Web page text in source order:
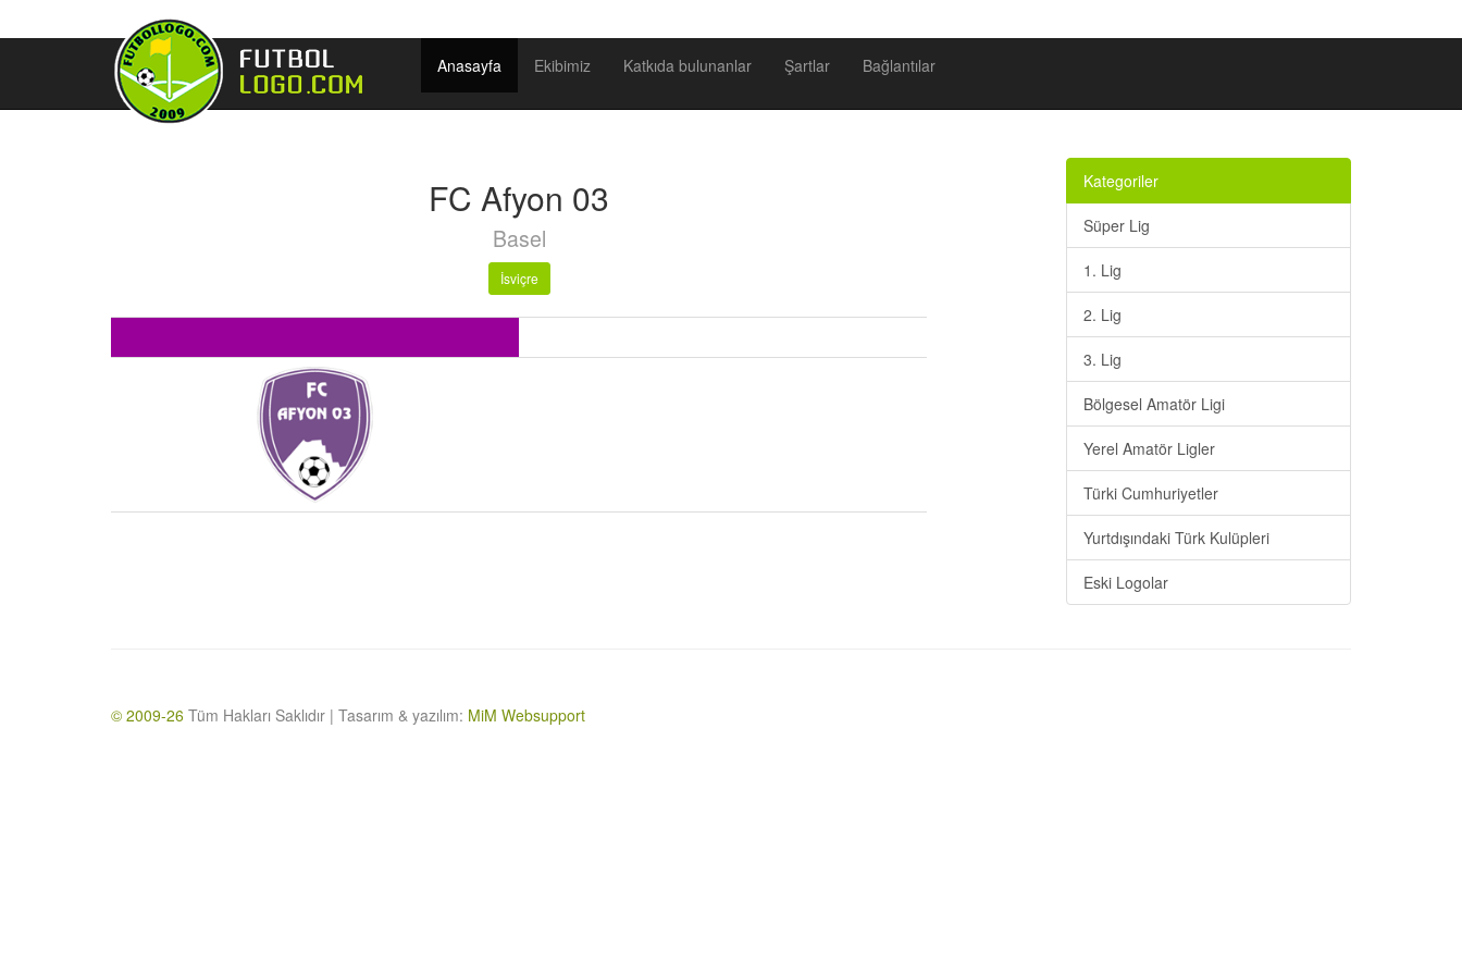
Anasayfa Ekibimiz Katkıda bulunanlar Şartlar Bağlantılar
FC Afyon 03
Basel
İsviçre
Kategoriler
Süper Lig
1. Lig
2. Lig
3. Lig
Bölgesel Amatör Ligi
Yerel Amatör Ligler
Türki Cumhuriyetler
Yurtdışındaki Türk Kulüpleri
Eski Logolar
© 2009-26 Tüm Hakları Saklıdır | Tasarım & yazılım: MiM Websupport